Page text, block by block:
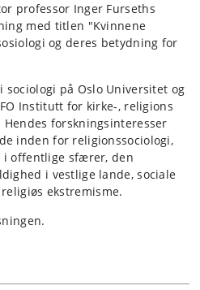
professor Inger Furseths
med titlen "Kvinnene
og deres betydning for
på Oslo Universitet og
Institutt for kirke-, religions
forskningsinteresser
inden for religionssociologi,
i offentlige sfærer, den
i vestlige lande, sociale
ekstremisme.